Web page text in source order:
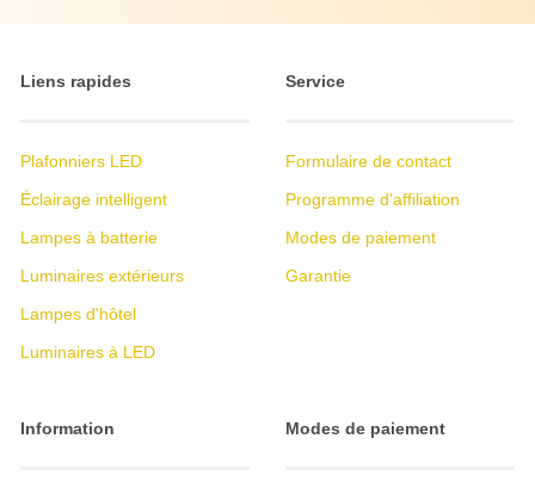
Liens rapides
Plafonniers LED
Éclairage intelligent
Lampes à batterie
Luminaires extérieurs
Lampes d'hôtel
Luminaires à LED
Service
Formulaire de contact
Programme d'affiliation
Modes de paiement
Garantie
Information Modes de paiement